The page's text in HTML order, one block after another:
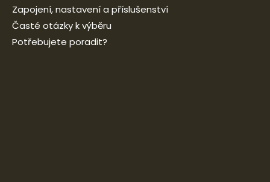
Zapojení, nastavení a příslušenství
Časté otázky k výběru
Potřebujete poradit?